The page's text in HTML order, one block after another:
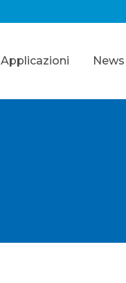
Applicazioni News